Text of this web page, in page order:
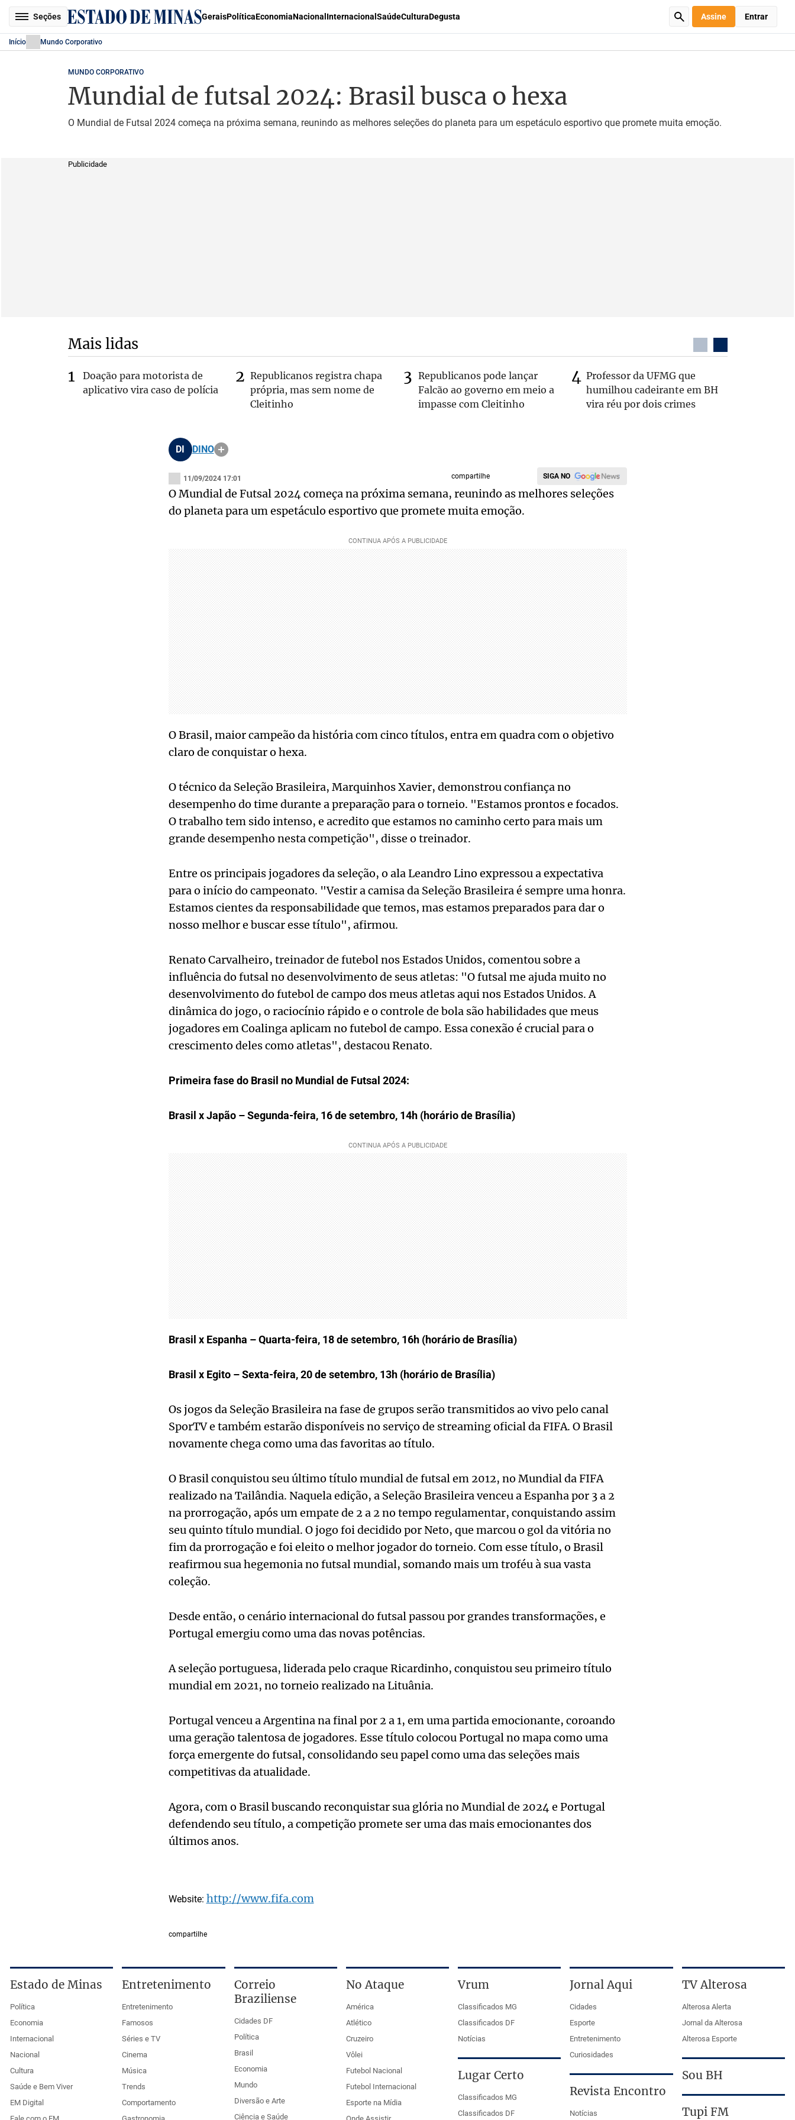
Seções GeraisPolíticaEconomiaNacional Internacional SaúdeCulturaDegusta Assine Entrar
Início Mundo Corporativo
MUNDO CORPORATIVO
Mundial de futsal 2024: Brasil busca o hexa
O Mundial de Futsal 2024 começa na próxima semana, reunindo as melhores seleções do planeta para um espetáculo esportivo que promete muita emoção.
Publicidade
Mais lidas
Doação para motorista de
aplicativo vira caso de polícia
Republicanos registra chapa
própria, mas sem nome de
Cleitinho
Republicanos pode lançar
Falcão ao governo em meio a
impasse com Cleitinho
Professor da UFMG que
humilhou cadeirante em BH
vira réu por dois crimes
DI DINO
11/09/2024 17:01 compartilhe SIGA NO
O Mundial de Futsal 2024 começa na próxima semana, reunindo as melhores seleções
do planeta para um espetáculo esportivo que promete muita emoção.
O Brasil, maior campeão da história com cinco títulos, entra em quadra com o objetivo
claro de conquistar o hexa.
O técnico da Seleção Brasileira, Marquinhos Xavier, demonstrou confiança no
desempenho do time durante a preparação para o torneio. "Estamos prontos e focados.
O trabalho tem sido intenso, e acredito que estamos no caminho certo para mais um
grande desempenho nesta competição", disse o treinador.
Entre os principais jogadores da seleção, o ala Leandro Lino expressou a expectativa
para o início do campeonato. "Vestir a camisa da Seleção Brasileira é sempre uma honra.
Estamos cientes da responsabilidade que temos, mas estamos preparados para dar o
nosso melhor e buscar esse título", afirmou.
Renato Carvalheiro, treinador de futebol nos Estados Unidos, comentou sobre a
influência do futsal no desenvolvimento de seus atletas: "O futsal me ajuda muito no
desenvolvimento do futebol de campo dos meus atletas aqui nos Estados Unidos. A
dinâmica do jogo, o raciocínio rápido e o controle de bola são habilidades que meus
jogadores em Coalinga aplicam no futebol de campo. Essa conexão é crucial para o
crescimento deles como atletas", destacou Renato.
Primeira fase do Brasil no Mundial de Futsal 2024:
Brasil x Japão – Segunda-feira, 16 de setembro, 14h (horário de Brasília)
Brasil x Espanha – Quarta-feira, 18 de setembro, 16h (horário de Brasília)
Brasil x Egito – Sexta-feira, 20 de setembro, 13h (horário de Brasília)
Os jogos da Seleção Brasileira na fase de grupos serão transmitidos ao vivo pelo canal
SporTV e também estarão disponíveis no serviço de streaming oficial da FIFA. O Brasil
novamente chega como uma das favoritas ao título.
O Brasil conquistou seu último título mundial de futsal em 2012, no Mundial da FIFA
realizado na Tailândia. Naquela edição, a Seleção Brasileira venceu a Espanha por 3 a 2
na prorrogação, após um empate de 2 a 2 no tempo regulamentar, conquistando assim
seu quinto título mundial. O jogo foi decidido por Neto, que marcou o gol da vitória no
fim da prorrogação e foi eleito o melhor jogador do torneio. Com esse título, o Brasil
reafirmou sua hegemonia no futsal mundial, somando mais um troféu à sua vasta
coleção.
Desde então, o cenário internacional do futsal passou por grandes transformações, e
Portugal emergiu como uma das novas potências.
A seleção portuguesa, liderada pelo craque Ricardinho, conquistou seu primeiro título
mundial em 2021, no torneio realizado na Lituânia.
Portugal venceu a Argentina na final por 2 a 1, em uma partida emocionante, coroando
uma geração talentosa de jogadores. Esse título colocou Portugal no mapa como uma
força emergente do futsal, consolidando seu papel como uma das seleções mais
competitivas da atualidade.
Agora, com o Brasil buscando reconquistar sua glória no Mundial de 2024 e Portugal
defendendo seu título, a competição promete ser uma das mais emocionantes dos
últimos anos.
Website: http://www.fifa.com
compartilhe
Estado de Minas
Política
Economia
Internacional
Nacional
Cultura
Saúde e Bem Viver
EM Digital
Entretenimento
Entretenimento
Famosos
Séries e TV
Cinema
Música
Trends
Comportamento
Correio
Braziliense
Cidades DF
Política
Brasil
Economia
Mundo
Diversão e Arte
Ciência e Saúde
No Ataque
América
Atlético
Cruzeiro
Vôlei
Futebol Nacional
Futebol Internacional
Esporte na Mídia
Vrum
Classificados MG
Classificados DF
Notícias
Lugar Certo
Classificados MG
Classificados DF
Jornal Aqui
Cidades
Esporte
Entretenimento
Curiosidades
Revista Encontro
Notícias
TV Alterosa
Alterosa Alerta
Jornal da Alterosa
Alterosa Esporte
Sou BH
Tupi FM